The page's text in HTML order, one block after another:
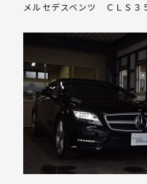
メルセデスベンツ ＣＬＳ３